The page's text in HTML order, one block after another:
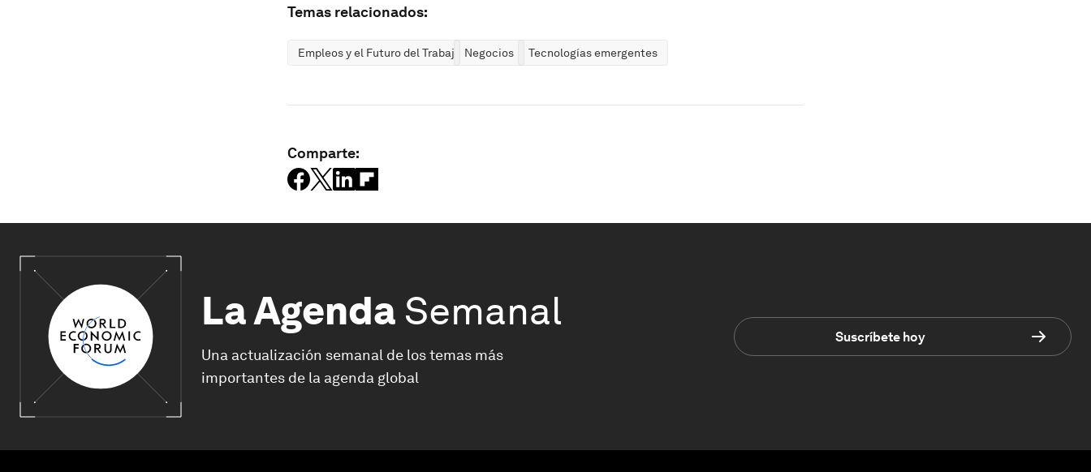
Temas relacionados:
Empleos y el Futuro del Trabajo Negocios Tecnologías emergentes
Comparte:
La Agenda Semanal
Una actualización semanal de los temas más
importantes de la agenda global
Suscríbete hoy